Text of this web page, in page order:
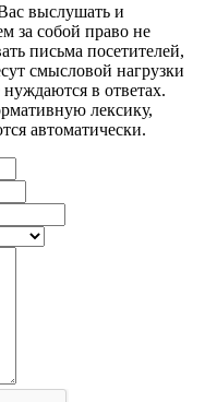
выслушать и
за собой право не
письма посетителей,
смысловой нагрузки
в ответах.
лексику,
автоматически.